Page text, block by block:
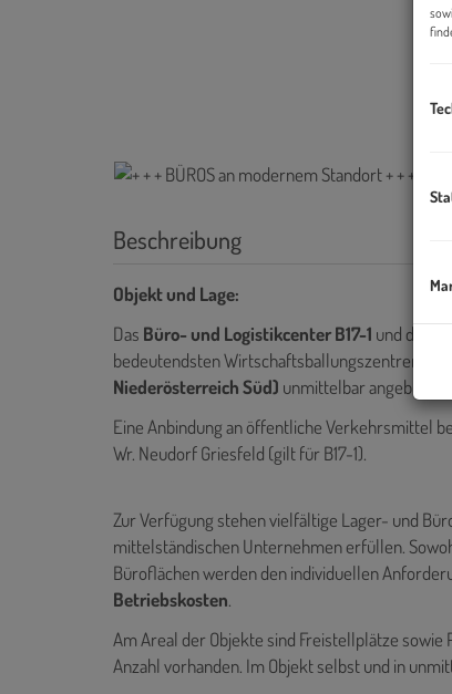
Beschreibung
Objekt und Lage:
Das Büro- und Logistikcenter B17-1 und das
bedeutendsten Wirtschaftsballungszentren im
Niederösterreich Süd) unmittelbar
Eine Anbindung an öffentliche Verkehrsmittel
Wr. Neudorf Griesfeld (gilt für B17-1).
Zur Verfügung stehen vielfältige Lager- und
mittelständischen Unternehmen erfüllen.
Büroflächen werden den individuellen
Betriebskosten.
Am Areal der Objekte sind Freistellplätze
Anzahl vorhanden. Im Objekt selbst und in